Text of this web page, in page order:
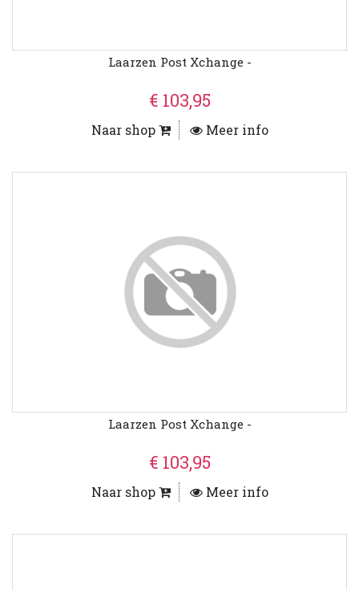
Laarzen Post Xchange -
€ 103,95
Naar shop Meer info
Laarzen Post Xchange -
€ 103,95
Naar shop Meer info